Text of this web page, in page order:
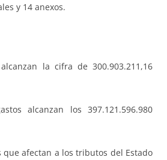
y 14 anexos.
la cifra de 300.903.211,16
alcanzan los 397.121.596.980
que afectan a los tributos del Estado